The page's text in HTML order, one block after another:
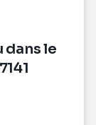
dans le